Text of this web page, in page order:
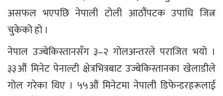
असफल भएपछि नेपाली टोली आठौंपटक उपाधि जित्न
चुकेको हो ।
नेपाल उज्बेकिस्तानसँग ३–२ गोलअन्तरले पराजित भयो ।
३३औं मिनेट पेनाल्टी क्षेत्रभित्रबाट उज्बेकिस्तानका खेलाडीले
गोल गरेका थिए । ५५औं मिनेटमा नेपाली डिफेन्डरहरूलाई